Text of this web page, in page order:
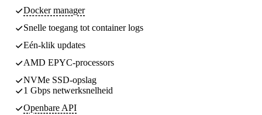
Docker manager
Snelle toegang tot container logs
Eén-klik updates
AMD EPYC-processors
NVMe SSD-opslag
1 Gbps netwerksnelheid
Openbare API